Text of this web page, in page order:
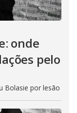
onde
pelo
Bolasie por lesão